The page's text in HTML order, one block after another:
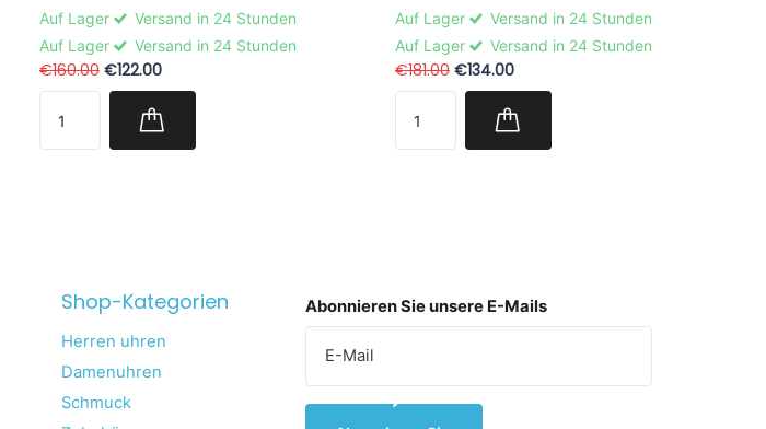
Auf Lager
Versand in 24 Stunden
Auf Lager
Versand in 24 Stunden
€160.00 €122.00
Auf Lager
Versand in 24 Stunden
Auf Lager
Versand in 24 Stunden
€181.00 €134.00
Shop-Kategorien
Herren uhren
Damenuhren
Schmuck
Abonnieren Sie unsere E-Mails